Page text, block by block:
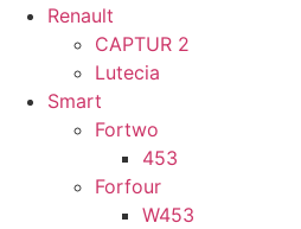
Renault
CAPTUR 2
Lutecia
Smart
Fortwo
453
Forfour
W453